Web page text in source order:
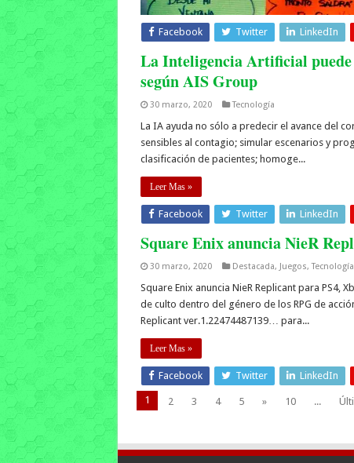
Facebook Twitter LinkedIn
La Inteligencia Artificial
según AIS Group
30 marzo, 2020 Tecnología
La IA ayuda no sólo a predecir el avance del
sensibles al contagio; simular escenarios y
clasificación de pacientes; homoge...
Leer Mas »
Facebook Twitter LinkedIn
Square Enix anuncia NieR
30 marzo, 2020 Destacada, Juegos,Tecnología
Square Enix anuncia NieR Replicant para PS4,
de culto dentro del género de los RPG de
Replicant ver.1.22474487139… para...
Leer Mas »
Facebook Twitter LinkedIn
1 2 3 4 5 » 10 ...